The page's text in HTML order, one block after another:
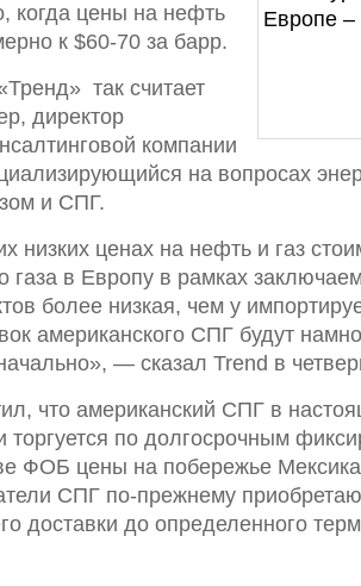
когда цены на нефть
к $60-70 за барр.
так считает
директор
компании
на вопросах
и СПГ.
низких ценах на нефть и газ
газа в Европу в рамках
более низкая, чем у
американского СПГ будут
— сказал Trend в
что американский СПГ в
торгуется по долгосрочным
ФОБ цены на побережье
СПГ по-прежнему
доставки до определенного